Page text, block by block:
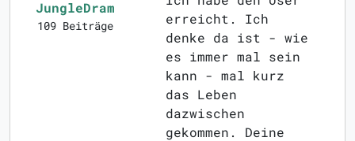
JungleDram
109 Beiträge
erreicht. Ich
denke da ist - wie
es immer mal sein
kann - mal kurz
das Leben
dazwischen
gekommen. Deine